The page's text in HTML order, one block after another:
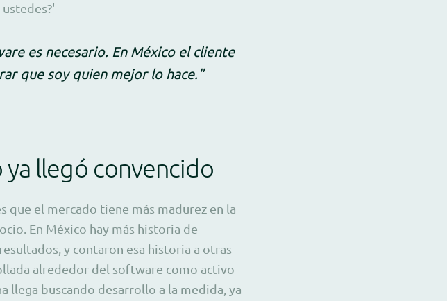
es necesario. En México el cliente
que soy quien mejor lo hace."
llegó convencido
que el mercado tiene más madurez en la
En México hay más historia de
y contaron esa historia a otras
alrededor del software como activo
llega buscando desarrollo a la medida, ya